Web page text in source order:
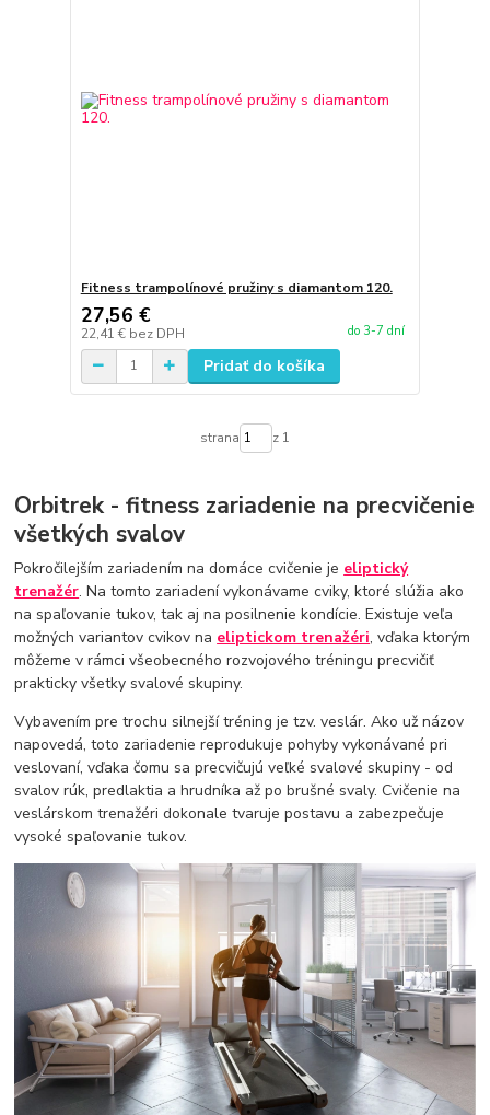
Fitness trampolínové pružiny s diamantom 120.
27,56 €
22,41 € bez DPH do 3-7 dní
Pridať do košíka
strana z 1
Orbitrek - fitness zariadenie na precvičenie
všetkých svalov
Pokročilejším zariadením na domáce cvičenie je eliptický
trenažér. Na tomto zariadení vykonávame cviky, ktoré slúžia ako
na spaľovanie tukov, tak aj na posilnenie kondície. Existuje veľa
možných variantov cvikov na eliptickom trenažéri, vďaka ktorým
môžeme v rámci všeobecného rozvojového tréningu precvičiť
prakticky všetky svalové skupiny.
Vybavením pre trochu silnejší tréning je tzv. veslár. Ako už názov
napovedá, toto zariadenie reprodukuje pohyby vykonávané pri
veslovaní, vďaka čomu sa precvičujú veľké svalové skupiny - od
svalov rúk, predlaktia a hrudníka až po brušné svaly. Cvičenie na
veslárskom trenažéri dokonale tvaruje postavu a zabezpečuje
vysoké spaľovanie tukov.